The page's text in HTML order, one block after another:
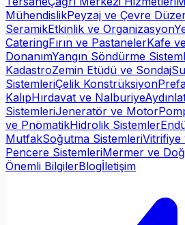
MühendislikPeyzaj ve Çevre
SeramikEtkinlik ve Organizasyon
CateringFırın ve PastanelerKafe
DonanımYangın Söndürme
KadastroZemin Etüdü ve Sondaj
SistemleriÇelik Konstrüksiyon
KalıpHırdavat ve Nalburiye
SistemleriJeneratör ve Motor
ve PnömatikHidrolik Sistemler
MutfakSoğutma SistemleriVitrifiye
Pencere SistemleriMermer ve
Önemli BilgilerBlogİletişim